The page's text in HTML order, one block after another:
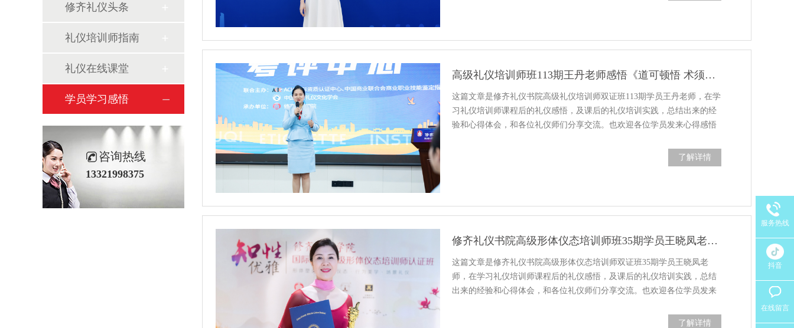
修齐礼仪头条
礼仪培训师指南
礼仪在线课堂
学员学习感悟
咨询热线
13321998375
高级礼仪培训师班113期王丹老师感悟《道可顿悟 术须渐修》
这篇文章是修齐礼仪书院高级礼仪培训师双证班113期学员王丹老师，在学
习礼仪培训师课程后的礼仪感悟，及课后的礼仪培训实践，总结出来的经
验和心得体会，和各位礼仪师们分享交流。也欢迎各位学员发来心得感悟
了解详情
修齐礼仪书院高级形体仪态培训师班35期学员王晓凤老师学习感悟分享
这篇文章是修齐礼仪书院高级形体仪态培训师双证班35期学员王晓凤老
师，在学习礼仪培训师课程后的礼仪感悟，及课后的礼仪培训实践，总结
出来的经验和心得体会，和各位礼仪师们分享交流。也欢迎各位学员发来
了解详情
服务热线
抖音
在线留言